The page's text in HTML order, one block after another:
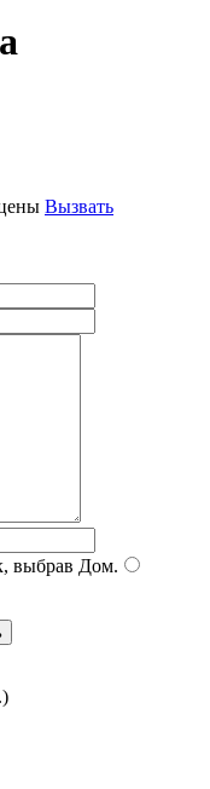
Вызвать
выбрав Дом.